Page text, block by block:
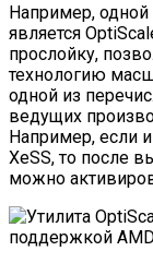
Например, одной
является
прослойку,
технологию
одной из
ведущих
Например, если
XeSS, то после
можно